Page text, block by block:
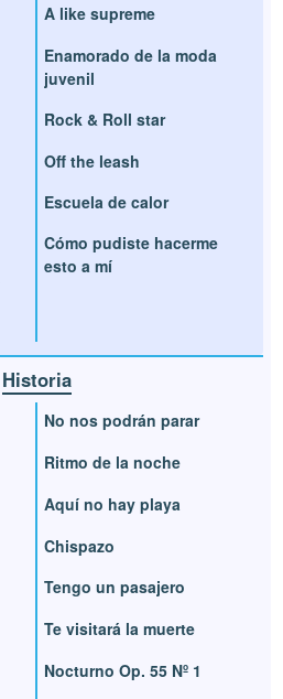
A like supreme
Enamorado de la moda
juvenil
Rock & Roll star
Off the leash
Escuela de calor
Cómo pudiste hacerme
esto a mí
Historia
No nos podrán parar
Ritmo de la noche
Aquí no hay playa
Chispazo
Tengo un pasajero
Te visitará la muerte
Nocturno Op. 55 Nº 1